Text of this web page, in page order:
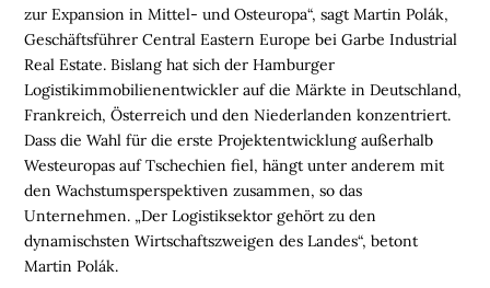
H
zur Expansion in Mittel- und Osteuropa“, sagt Martin Polák,
Geschäftsführer Central Eastern Europe bei Garbe Industrial
Real Estate. Bislang hat sich der Hamburger
Logistikimmobilienentwickler auf die Märkte in Deutschland,
Frankreich, Österreich und den Niederlanden konzentriert.
Dass die Wahl für die erste Projektentwicklung außerhalb
Westeuropas auf Tschechien fiel, hängt unter anderem mit
den Wachstumsperspektiven zusammen, so das
Unternehmen. „Der Logistiksektor gehört zu den
dynamischsten Wirtschaftszweigen des Landes“, betont
Martin Polák.